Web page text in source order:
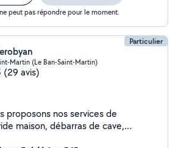
peut pas répondre pour le moment.
Particulier
Martin (Le Ban-Saint-Martin)
(29 avis)
maison, débarras de cave,